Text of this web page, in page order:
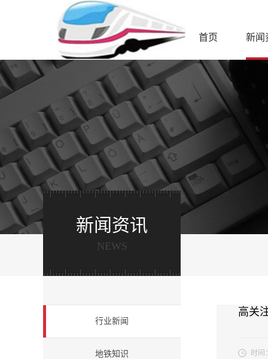
首页 新闻
新闻资讯
NEWS
行业新闻
地铁知识
高关
时间